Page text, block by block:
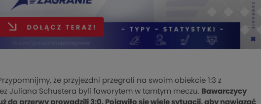
że przyjezdni przegrali na swoim obiekcie 1:3 z
Juliana Schustera byli faworytem w tamtym meczu. Bawarczycy
do przerwy prowadzili 3:0. Pojawiło się wiele sytuacji, aby nawiązać